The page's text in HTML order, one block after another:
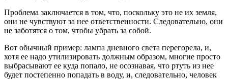
Проблема заключается в том, что, поскольку это не их земля,
они не чувствуют за нее ответственности. Следовательно, они
не заботятся о том, чтобы убрать за собой.
Вот обычный пример: лампа дневного света перегорела, и,
хотя ее надо утилизировать должным образом, многие просто
выбрасывают ее куда попало, не осознавая, что ртуть из нее
будет постепенно попадать в воду, и, следовательно, человек